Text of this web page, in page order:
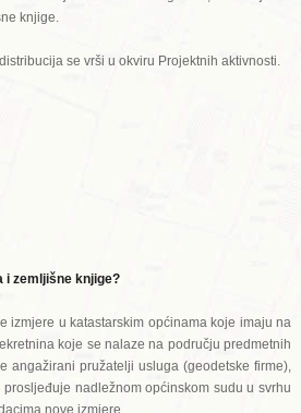
knjige.
se vrši u okviru Projektnih aktivnosti.
i zemljišne knjige?
izmjere u katastarskim općinama koje imaju na
koje se nalaze na području predmetnih
angažirani pružatelji usluga (geodetske firme),
nadležnom općinskom sudu u svrhu
nove izmjere.